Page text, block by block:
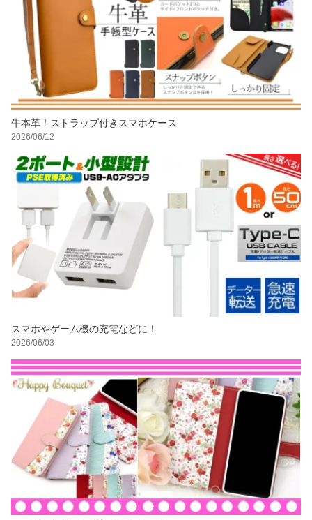
牛本革！ストラップ付きスマホケース
2026/06/12
スマホやゲーム機の充電などに！
2026/06/03